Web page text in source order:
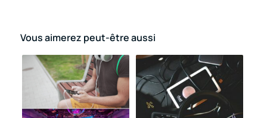
Vous aimerez peut-être aussi